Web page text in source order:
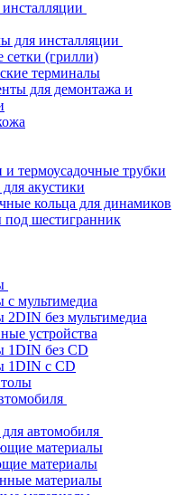
для инсталляции
сетки (грилли)
терминалы
для демонтажа и
термоусадочные трубки
акустики
кольца для динамиков
под шестигранник
с мультимедиа
2DIN без мультимедиа
устройства
1DIN без CD
1DIN с CD
автомобиля
материалы
материалы
материалы